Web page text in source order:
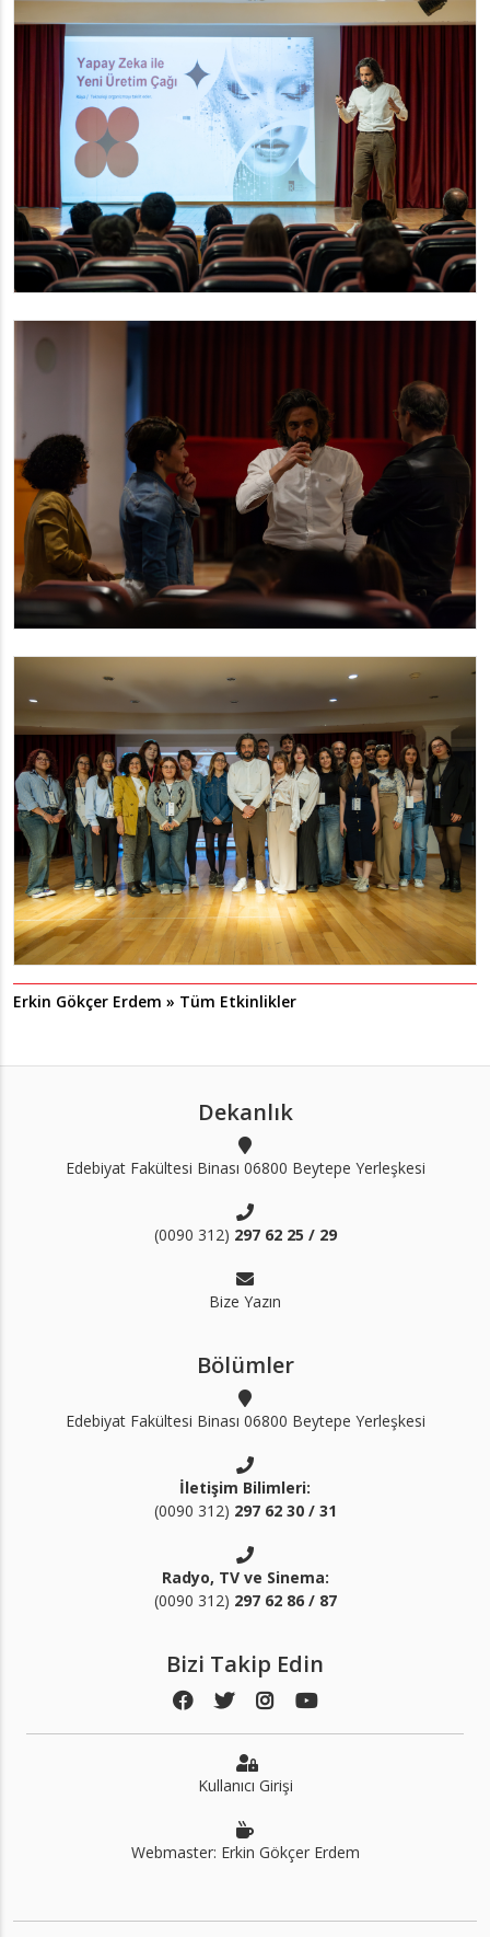
Erkin Gökçer Erdem » Tüm Etkinlikler
Dekanlık
Edebiyat Fakültesi Binası 06800 Beytepe Yerleşkesi
(0090 312) 297 62 25 / 29
Bize Yazın
Bölümler
Edebiyat Fakültesi Binası 06800 Beytepe Yerleşkesi
İletişim Bilimleri:
(0090 312) 297 62 30 / 31
Radyo, TV ve Sinema:
(0090 312) 297 62 86 / 87
Bizi Takip Edin
Kullanıcı Girişi
Webmaster: Erkin Gökçer Erdem